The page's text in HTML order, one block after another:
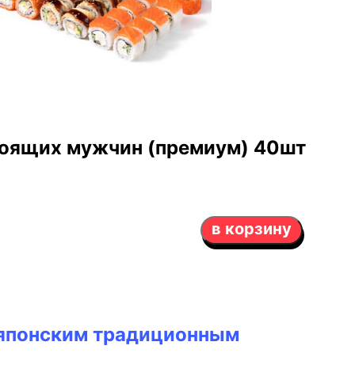
мужчин (премиум) 40шт
в корзину
традиционным